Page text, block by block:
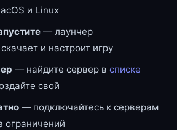
и Linux
— лаунчер
и настроит игру
— найдите сервер в списке
свой
— подключайтесь к серверам
ограничений